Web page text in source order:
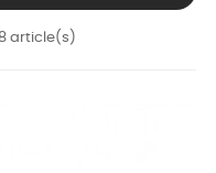
article(s)